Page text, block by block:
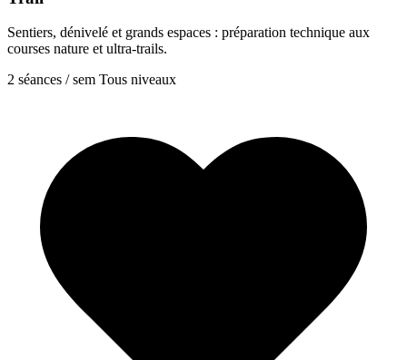
Sentiers, dénivelé et grands espaces : préparation technique aux
courses nature et ultra-trails.
2 séances / sem Tous niveaux